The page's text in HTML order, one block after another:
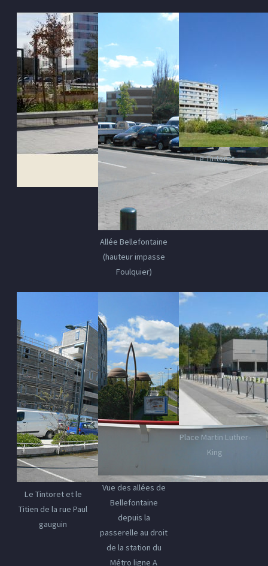
Allée Bellefontaine
(hauteur impasse
Foulquier)
Le Tintoret
Le Tintoret et le
Titien de la rue Paul
gauguin
Vue des allées de
Bellefontaine
depuis la
passerelle au droit
de la station du
Métro ligne A
Place Martin Luther-
King